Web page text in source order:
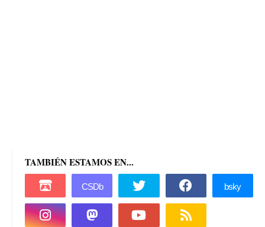
TAMBIÉN ESTAMOS EN...